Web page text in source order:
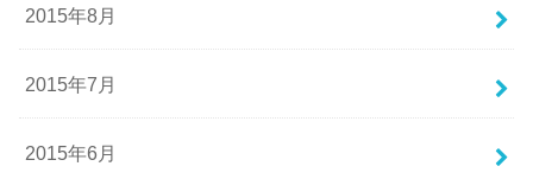
2015年8月
2015年7月
2015年6月